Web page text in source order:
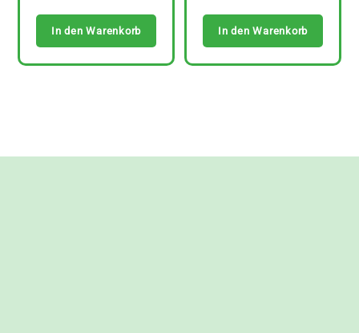
In den Warenkorb In den Warenkorb